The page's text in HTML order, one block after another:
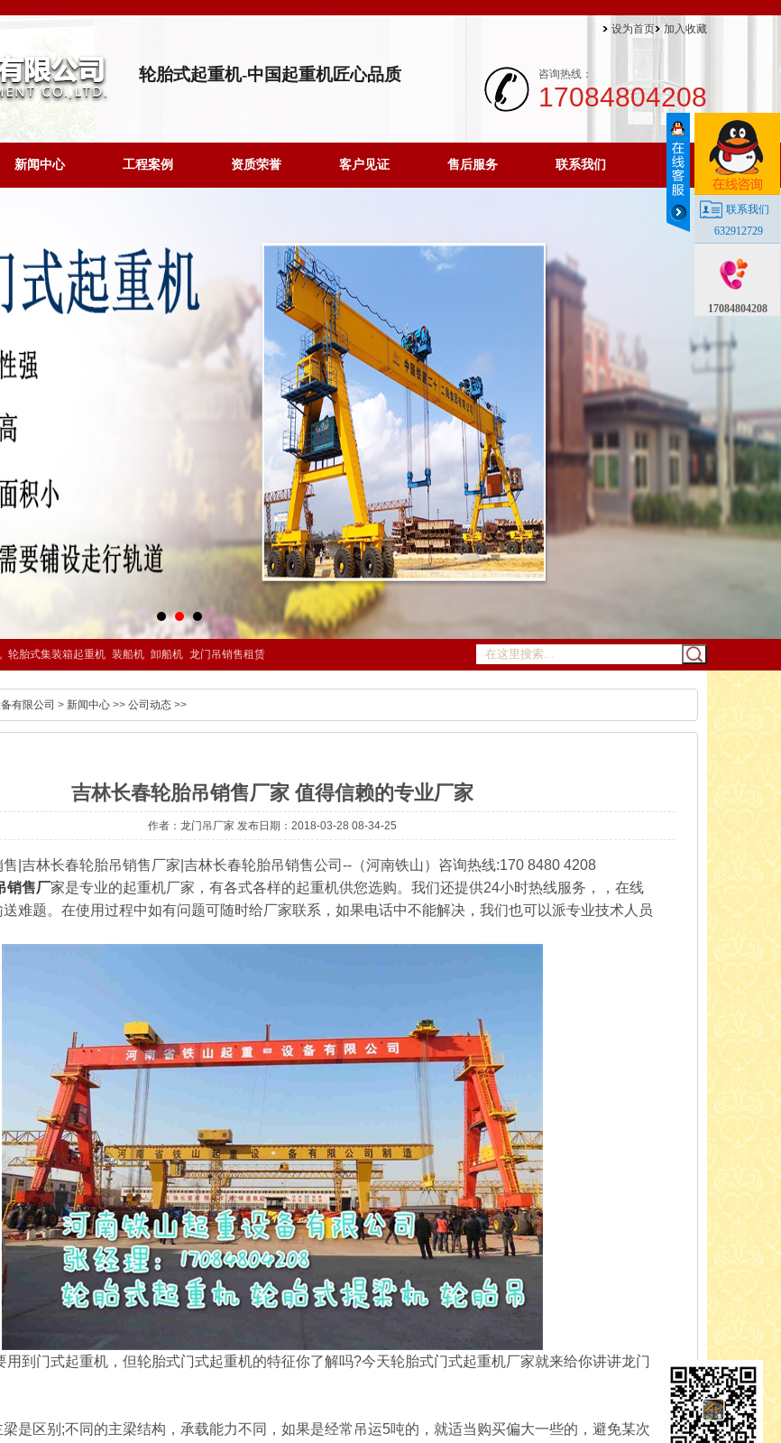
轮胎式起重机-中国起重机匠心品质
设为首页 加入收藏
咨询热线：
17084804208
新闻中心 工程案例 资质荣誉 客户见证 售后服务 联系我们
轮胎式集装箱起重机 装船机 卸船机 龙门吊销售租赁
联系我们
632912729
17084804208
有限公司 > 新闻中心 >> 公司动态 >>
吉林长春轮胎吊销售厂家 值得信赖的专业厂家
作者：龙门吊厂家 发布日期：2018-03-28 08-34-25
|吉林长春轮胎吊销售厂家|吉林长春轮胎吊销售公司--（河南铁山）咨询热线:170 8480 4208
销售厂家是专业的起重机厂家，有各式各样的起重机供您选购。我们还提供24小时热线服务，，在线
难题。在使用过程中如有问题可随时给厂家联系，如果电话中不能解决，我们也可以派专业技术人员
到门式起重机，但轮胎式门式起重机的特征你了解吗?今天轮胎式门式起重机厂家就来给你讲讲龙门
区别;不同的主梁结构，承载能力不同，如果是经常吊运5吨的，就适当购买偏大一些的，避免某次